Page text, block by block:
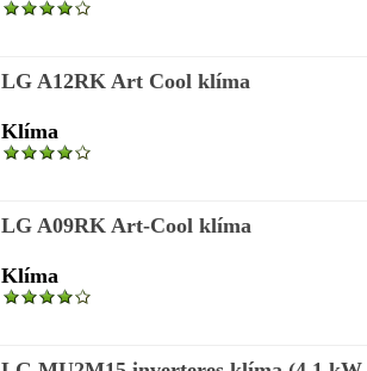
LG A12RK Art Cool klíma
Klíma
LG A09RK Art-Cool klíma
Klíma